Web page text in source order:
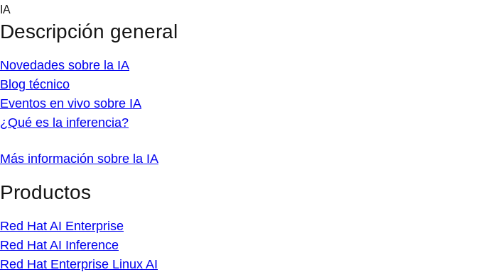
Skip
content
IA
Descripción general
Novedades sobre la IA
Blog técnico
Eventos en vivo sobre IA
¿Qué es la inferencia?
Más información sobre la IA
Productos
Red Hat AI Enterprise
Red Hat AI Inference
Red Hat Enterprise Linux AI